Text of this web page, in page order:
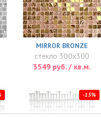
MIRROR BRONZE
стекло 300x300
3549 руб. / кв.м.
-15%